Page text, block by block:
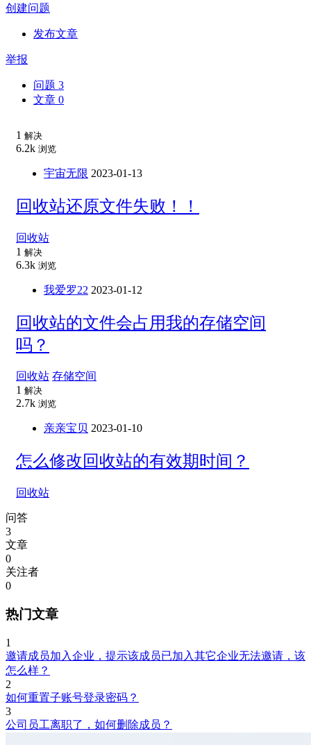
创建问题
发布文章
举报
问题 3
文章 0
1 解决
6.2k 浏览
宇宙无限 2023-01-13
回收站还原文件失败！！
回收站
1 解决
6.3k 浏览
我爱罗22 2023-01-12
回收站的文件会占用我的存储空间
吗？
回收站 存储空间
1 解决
2.7k 浏览
亲亲宝贝 2023-01-10
怎么修改回收站的有效期时间？
回收站
问答
3
文章
0
关注者
0
热门文章
1
邀请成员加入企业，提示该成员已加入其它企业无法邀请，该
怎么样？
2
如何重置子账号登录密码？
3
公司员工离职了，如何删除成员？